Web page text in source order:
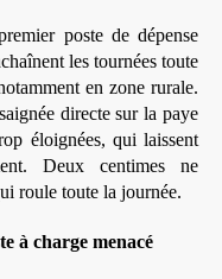
poste de dépense
les tournées toute
en zone rurale.
directe sur la paye
éloignées, qui laissent
Deux centimes ne
roule toute la journée.
à charge menacé